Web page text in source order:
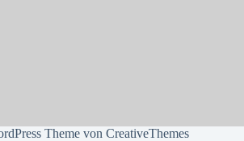
Theme von CreativeThemes